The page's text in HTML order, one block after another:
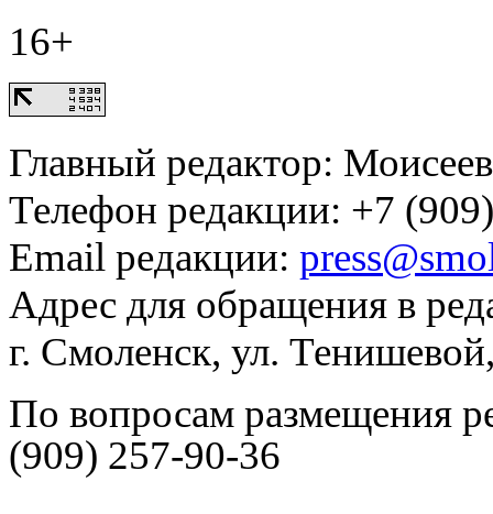
16+
Главный редактор:
Телефон редакции: +7
Email редакции:
Адрес для обращения в
г. Смоленск, ул.
По вопросам размещения
(909) 257-90-36